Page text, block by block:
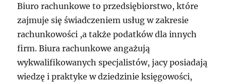
Biuro rachunkowe to przedsiębiorstwo, które
zajmuje się świadczeniem usług w zakresie
rachunkowości ,a także podatków dla innych
firm. Biura rachunkowe angażują
wykwalifikowanych specjalistów, jacy posiadają
wiedzę i praktyke w dziedzinie księgowości,